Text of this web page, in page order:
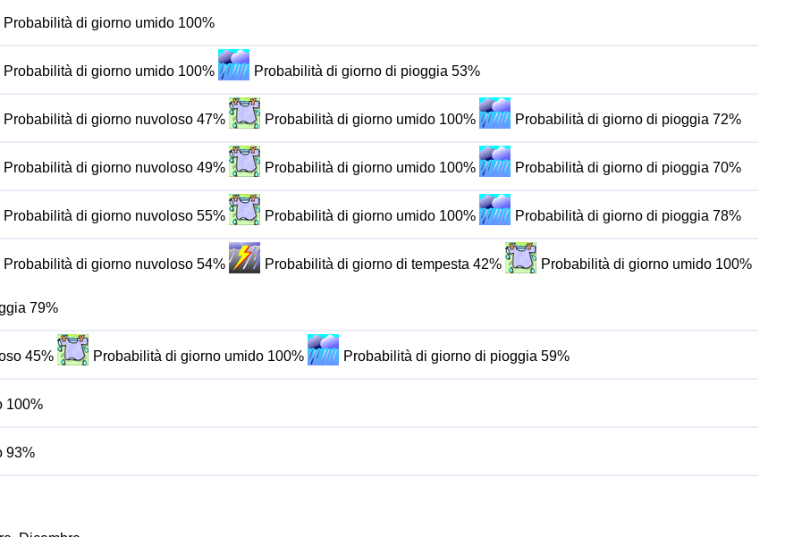
Probabilità di giorno umido 100%
Probabilità di giorno umido 100% Probabilità di giorno di pioggia 53%
Probabilità di giorno nuvoloso 47% Probabilità di giorno umido 100% Probabilità di giorno di pioggia 72%
Probabilità di giorno nuvoloso 49% Probabilità di giorno umido 100% Probabilità di giorno di pioggia 70%
Probabilità di giorno nuvoloso 55% Probabilità di giorno umido 100% Probabilità di giorno di pioggia 78%
Probabilità di giorno nuvoloso 54% Probabilità di giorno di tempesta 42% Probabilità di giorno umido 100%
79%
45% Probabilità di giorno umido 100% Probabilità di giorno di pioggia 59%
100%
93%